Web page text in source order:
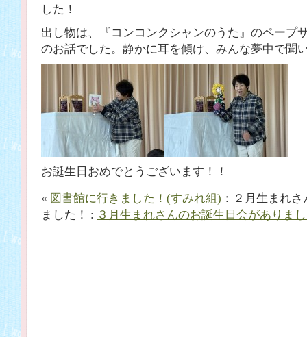
した！
出し物は、『コンコンクシャンのうた』のペープ
のお話でした。静かに耳を傾け、みんな夢中で聞
お誕生日おめでとうございます！！
« 図書館に行きました！(すみれ組) ：２月生まれ
ました！ : ３月生まれさんのお誕生日会がありま